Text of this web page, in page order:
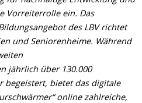
Vorreiterrolle ein. Das
des LBV richtet
und Seniorenheime. Während
jährlich über 130.000
begeistert, bietet das digitale
online zahlreiche,